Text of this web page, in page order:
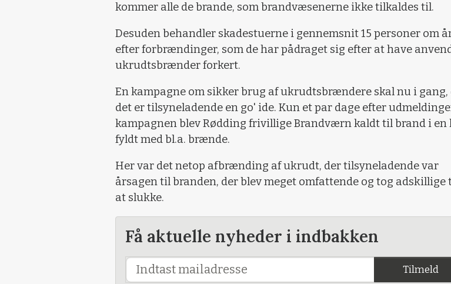
kommer alle de brande, som brandvæsenerne ikke tilkaldes til.
Desuden behandler skadestuerne i gennemsnit 15 personer om
efter forbrændinger, som de har pådraget sig efter at have
ukrudtsbrænder forkert.
En kampagne om sikker brug af ukrudtsbrændere skal nu i gang,
det er tilsyneladende en go' ide. Kun et par dage efter
kampagnen blev Rødding frivillige Brandværn kaldt til brand i en
fyldt med bl.a. brænde.
Her var det netop afbrænding af ukrudt, der tilsyneladende var
årsagen til branden, der blev meget omfattende og tog adskillige
at slukke.
Få aktuelle nyheder i indbakken
Tilmeld